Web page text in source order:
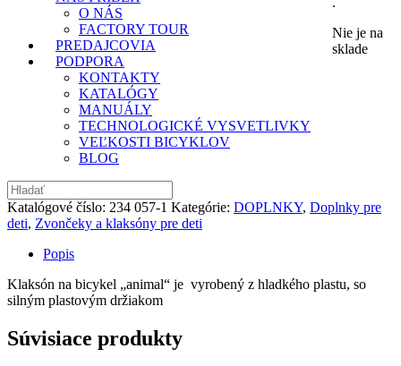
O NÁS
FACTORY TOUR
PREDAJCOVIA
PODPORA
KONTAKTY
KATALÓGY
MANUÁLY
TECHNOLOGICKÉ VYSVETLIVKY
VEĽKOSTI BICYKLOV
BLOG
Nie je na
sklade
Katalógové číslo: 234 057-1 Kategórie: DOPLNKY, Doplnky pre
deti, Zvončeky a klaksóny pre deti
Popis
Klaksón na bicykel „animal“ je vyrobený z hladkého plastu, so
silným plastovým držiakom
Súvisiace produkty